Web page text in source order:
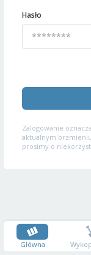
Hasło
Zalogowanie
aktualnym
prosimy o
Główna